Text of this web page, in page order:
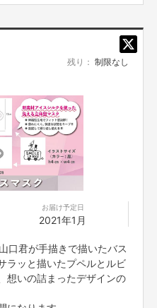
ように、僕自身も新しいことを始め
間に勇気をもらい、前に進むことが
！
ンディング)に挑戦してみたい！
う感覚ですが、想い先行でスタート
ロゴは、山口君が手描きしたもの
ラッと描いたプペル＆ルビッチを合
『プペルバス』を支援できればと
開催権利を出せずに苦しんでいる
ていますので、皆さんよろしくお
残り： 制限なし
お届け予定日
2021年1月
口君が手描きで描いたバス
ラッと描いたプペルとルビ
想いの詰まったデザインの